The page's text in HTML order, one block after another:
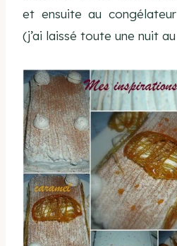
et ensuite au
(j’ai laissé toute une nuit